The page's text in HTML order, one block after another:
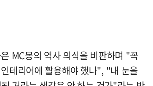
MC몽의 역사 의식을 비판하며 "꼭
테리어에 활용해야 했나", "내 눈을